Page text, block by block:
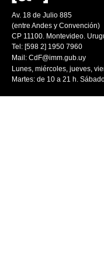
Av. 18 de Julio 885
(entre Andes y Convención)
CP 11100. Montevideo.
Tel: [598 2] 1950 7960
Mail: CdF@imm.gub.uy
Lunes, miércoles, jueves,
Martes: de 10 a 21 h.